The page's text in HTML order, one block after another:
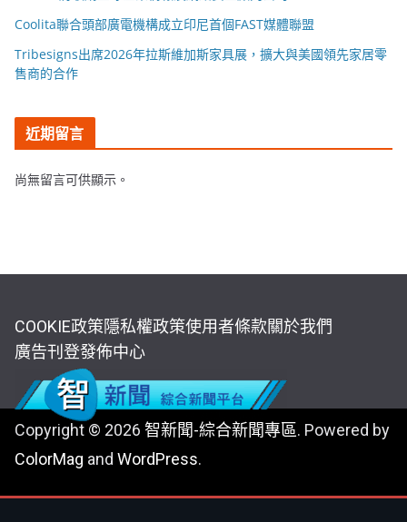
Coolita聯合頭部廣電機構成立印尼首個FAST媒體聯盟
Tribesigns出席2026年拉斯維加斯家具展，擴大與美國領先家居零
售商的合作
近期留言
尚無留言可供顯示。
COOKIE政策隱私權政策使用者條款關於我們
廣告刊登發佈中心
Copyright © 2026 智新聞-綜合新聞專區. Powered by
ColorMag and WordPress.